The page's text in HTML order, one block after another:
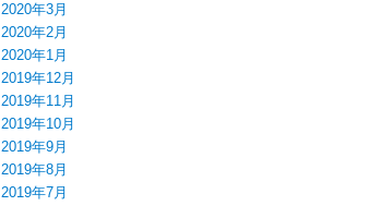
2020年3月
2020年2月
2020年1月
2019年12月
2019年11月
2019年10月
2019年9月
2019年8月
2019年7月